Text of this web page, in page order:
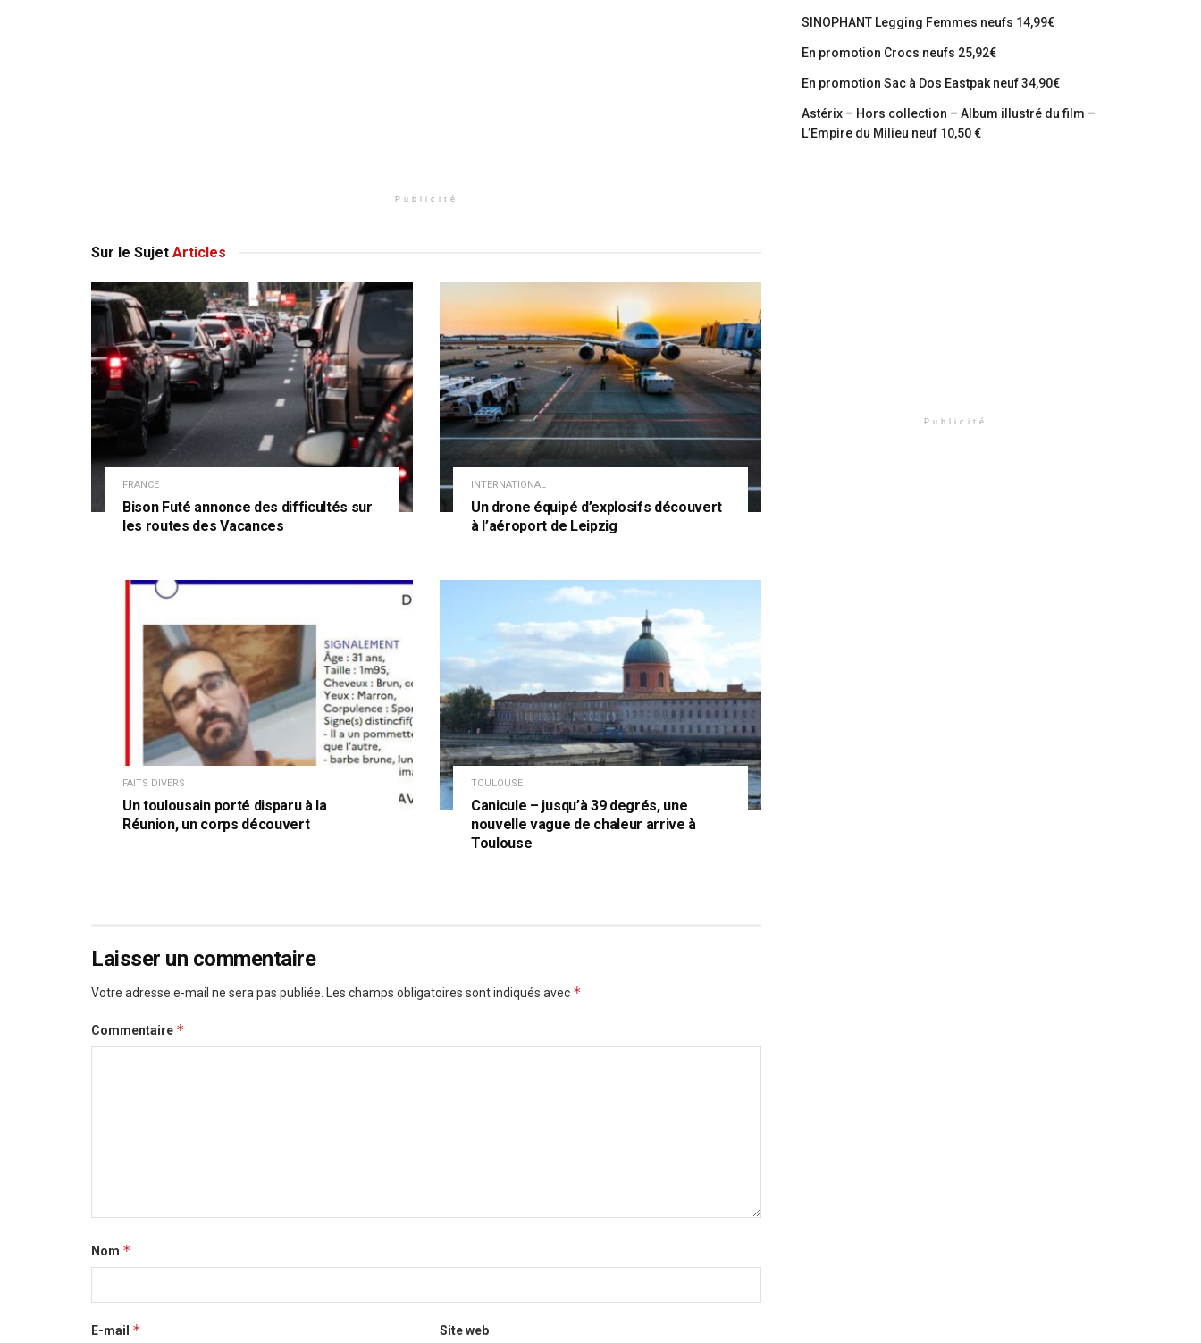
Publicité
Sur le Sujet Articles
FRANCE
Bison Futé annonce des difficultés sur
les routes des Vacances
INTERNATIONAL
Un drone équipé d’explosifs découvert
à l’aéroport de Leipzig
FAITS DIVERS
Un toulousain porté disparu à la
Réunion, un corps découvert
TOULOUSE
Canicule – jusqu’à 39 degrés, une
nouvelle vague de chaleur arrive à
Toulouse
Laisser un commentaire
Votre adresse e-mail ne sera pas publiée. Les champs obligatoires sont indiqués avec *
Commentaire *
Nom *
E-mail * Site web
SINOPHANT Legging Femmes neufs 14,99€
En promotion Crocs neufs 25,92€
En promotion Sac à Dos Eastpak neuf 34,90€
Astérix – Hors collection – Album illustré du film –
L’Empire du Milieu neuf 10,50 €
Publicité